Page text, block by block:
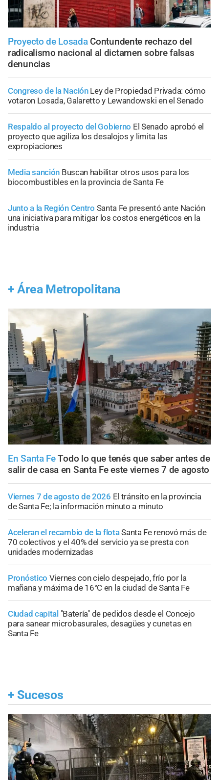
Proyecto de Losada Contundente rechazo del
radicalismo nacional al dictamen sobre falsas
denuncias
Congreso de la Nación Ley de Propiedad Privada: cómo
votaron Losada, Galaretto y Lewandowski en el Senado
Respaldo al proyecto del Gobierno El Senado aprobó el
proyecto que agiliza los desalojos y limita las
expropiaciones
Media sanción Buscan habilitar otros usos para los
biocombustibles en la provincia de Santa Fe
Junto a la Región Centro Santa Fe presentó ante Nación
una iniciativa para mitigar los costos energéticos en la
industria
+ Área Metropolitana
En Santa FeTodo lo que tenés que saber antes de
salir de casa en Santa Fe este viernes 7 de agosto
Viernes 7 de agosto de 2026 El tránsito en la provincia
de Santa Fe; la información minuto a minuto
Aceleran el recambio de la flotaSanta Fe renovó más de
70 colectivos y el 40% del servicio ya se presta con
unidades modernizadas
Pronóstico Viernes con cielo despejado, frío por la
mañana y máxima de 16°C en la ciudad de Santa Fe
Ciudad capital "Batería" de pedidos desde el Concejo
para sanear microbasurales, desagües y cunetas en
Santa Fe
+ Sucesos